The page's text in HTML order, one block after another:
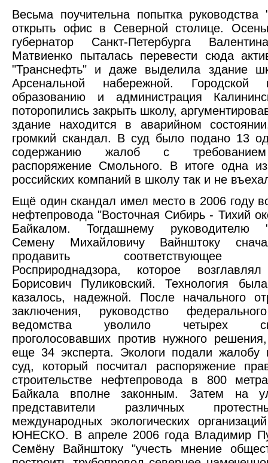
Весьма поучительна попытка руководства
открыть офис в Северной столице.
губернатор Санкт-Петербурга
Матвиенко пыталась перевести сюда
"Транснефть" и даже выделила здание
Арсенальной набережной. Городской
образованию и администрация
поторопились закрыть школу,
здание находится в аварийном
громкий скандал. В суд было подано 13
содержанию жалоб с
распоряжение Смольного. В итоге одна
российских компаний в школу так и не
Ещё один скандал имел место в 2006 году
нефтепровода "Восточная Сибирь - Тихий
Байкалом. Тогдашнему руководителю
Семену Михайловичу Вайнштоку
продавить соответствующее
Росприроднадзора, которое
Борисович Пуликовский. Технология
казалось, надежной. После начального
заключения, руководство
ведомства уволило четырех
проголосовавших против нужного
еще 34 эксперта. Экологи подали жалобу
суд, который посчитал распоряжение
строительстве нефтепровода в 800
Байкала вполне законным. Затем на
представители различных
международных экологических
ЮНЕСКО. В апреле 2006 года Владимир
Семёну Вайнштоку "учесть мнение